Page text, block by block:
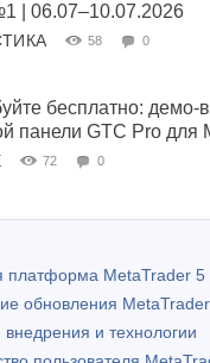
| 06.07–10.07.2026
58 0
бесплатно: демо-
панели GTC Pro для
72 0
платформа MetaTrader 5
обновления
внедрения и технологии